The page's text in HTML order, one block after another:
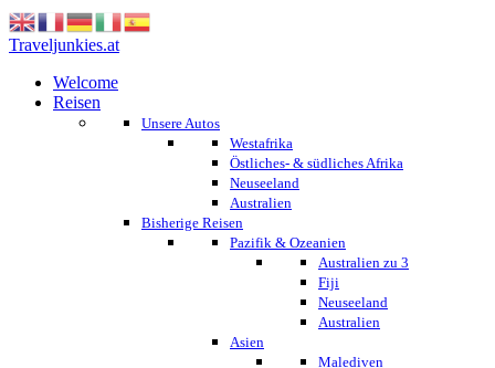
Traveljunkies.at
Welcome
Reisen
Unsere Autos
Westafrika
Östliches- & südliches Afrika
Neuseeland
Australien
Bisherige Reisen
Pazifik & Ozeanien
Australien zu 3
Fiji
Neuseeland
Australien
Asien
Malediven